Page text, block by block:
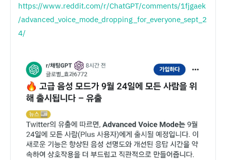
https://www.reddit.com/r/ChatGPT/comments/1fjgaek
/advanced_voice_mode_dropping_for_everyone_sept_2
4/